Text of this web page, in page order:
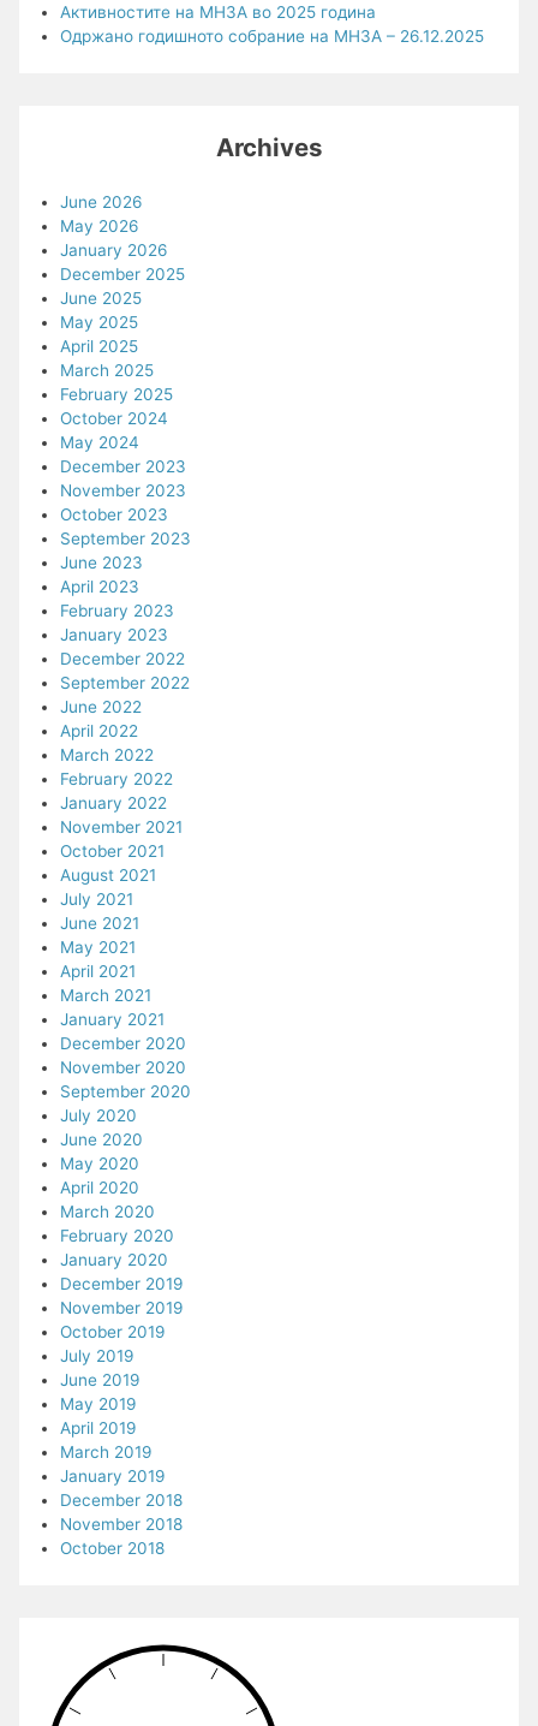
Активностите на МНЗА во 2025 година
Одржано годишното собрание на МНЗА – 26.12.2025
Archives
June 2026
May 2026
January 2026
December 2025
June 2025
May 2025
April 2025
March 2025
February 2025
October 2024
May 2024
December 2023
November 2023
October 2023
September 2023
June 2023
April 2023
February 2023
January 2023
December 2022
September 2022
June 2022
April 2022
March 2022
February 2022
January 2022
November 2021
October 2021
August 2021
July 2021
June 2021
May 2021
April 2021
March 2021
January 2021
December 2020
November 2020
September 2020
July 2020
June 2020
May 2020
April 2020
March 2020
February 2020
January 2020
December 2019
November 2019
October 2019
July 2019
June 2019
May 2019
April 2019
March 2019
January 2019
December 2018
November 2018
October 2018